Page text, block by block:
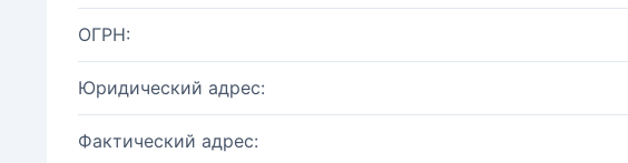
ОГРН:
Юридический адрес:
Фактический адрес: